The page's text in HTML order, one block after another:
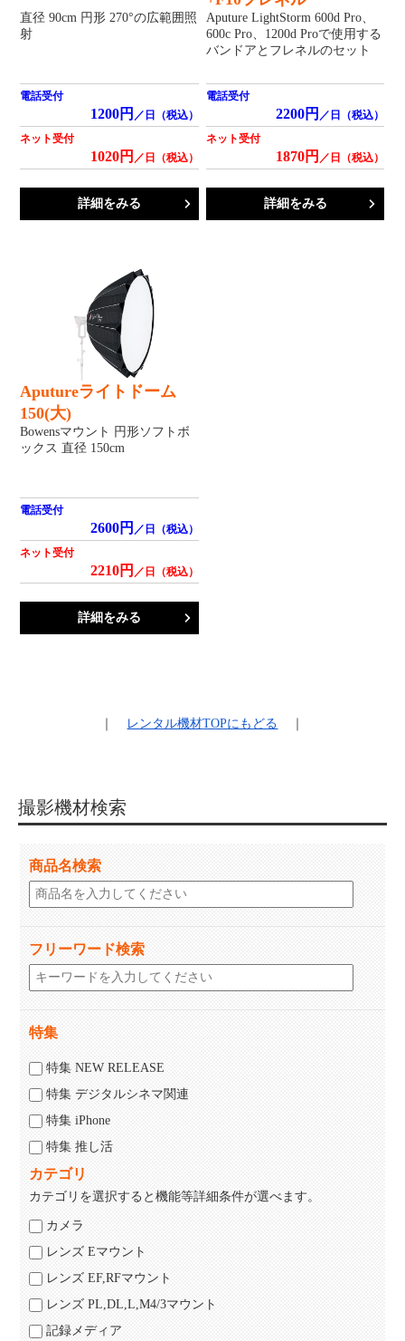
直径 90cm 円形 270°の広範囲照
射
電話受付
1200円 ／日（税込）
ネット受付
1020円 ／日（税込）
詳細をみる
Aputure LightStorm 600d Pro、
600c Pro、1200d Proで使用する
バンドアとフレネルのセット
電話受付
2200円 ／日（税込）
ネット受付
1870円 ／日（税込）
詳細をみる
Aputureライトドーム
150(大)
Bowensマウント 円形ソフトボ
ックス 直径 150cm
電話受付
2600円 ／日（税込）
ネット受付
2210円 ／日（税込）
詳細をみる
レンタル機材TOPにもどる
撮影機材検索
商品名検索
フリーワード検索
特集
特集 NEW RELEASE
特集 デジタルシネマ関連
特集 iPhone
特集 推し活
カテゴリ
カテゴリを選択すると機能等詳細条件が選べます。
カメラ
レンズ Eマウント
レンズ EF,RFマウント
レンズ PL,DL,L,M4/3マウント
記録メディア